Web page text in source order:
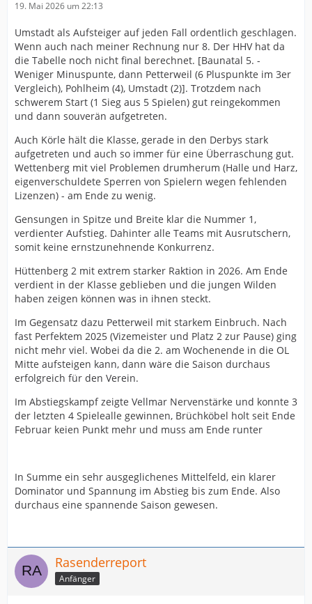
19. Mai 2026 um 22:13
Umstadt als Aufsteiger auf jeden Fall ordentlich geschlagen.
Wenn auch nach meiner Rechnung nur 8. Der HHV hat da
die Tabelle noch nicht final berechnet. [Baunatal 5. -
Weniger Minuspunte, dann Petterweil (6 Pluspunkte im 3er
Vergleich), Pohlheim (4), Umstadt (2)]. Trotzdem nach
schwerem Start (1 Sieg aus 5 Spielen) gut reingekommen
und dann souverän aufgetreten.
Auch Körle hält die Klasse, gerade in den Derbys stark
aufgetreten und auch so immer für eine Überraschung gut.
Wettenberg mit viel Problemen drumherum (Halle und Harz,
eigenverschuldete Sperren von Spielern wegen fehlenden
Lizenzen) - am Ende zu wenig.
Gensungen in Spitze und Breite klar die Nummer 1,
verdienter Aufstieg. Dahinter alle Teams mit Ausrutschern,
somit keine ernstzunehnende Konkurrenz.
Hüttenberg 2 mit extrem starker Raktion in 2026. Am Ende
verdient in der Klasse geblieben und die jungen Wilden
haben zeigen können was in ihnen steckt.
Im Gegensatz dazu Petterweil mit starkem Einbruch. Nach
fast Perfektem 2025 (Vizemeister und Platz 2 zur Pause) ging
nicht mehr viel. Wobei da die 2. am Wochenende in die OL
Mitte aufsteigen kann, dann wäre die Saison durchaus
erfolgreich für den Verein.
Im Abstiegskampf zeigte Vellmar Nervenstärke und konnte 3
der letzten 4 Spielealle gewinnen, Brüchköbel holt seit Ende
Februar keien Punkt mehr und muss am Ende runter
In Summe ein sehr ausgeglichenes Mittelfeld, ein klarer
Dominator und Spannung im Abstieg bis zum Ende. Also
durchaus eine spannende Saison gewesen.
Rasenderreport
Anfänger